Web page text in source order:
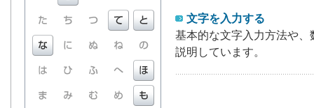
文字を入力する
基本的な文字入力方法や
説明しています。